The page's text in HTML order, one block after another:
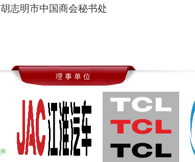
胡志明市中国商会秘书处
理 事 单 位